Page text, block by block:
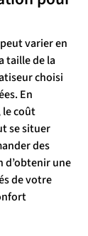
varier en
taille de la
choisi
En
le coût
se situer
des
d’obtenir une
de votre